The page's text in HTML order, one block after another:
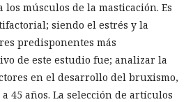
músculos de la masticación. Es
siendo el estrés y la
predisponentes más
de este estudio fue; analizar la
en el desarrollo del bruxismo,
45 años. La selección de artículos